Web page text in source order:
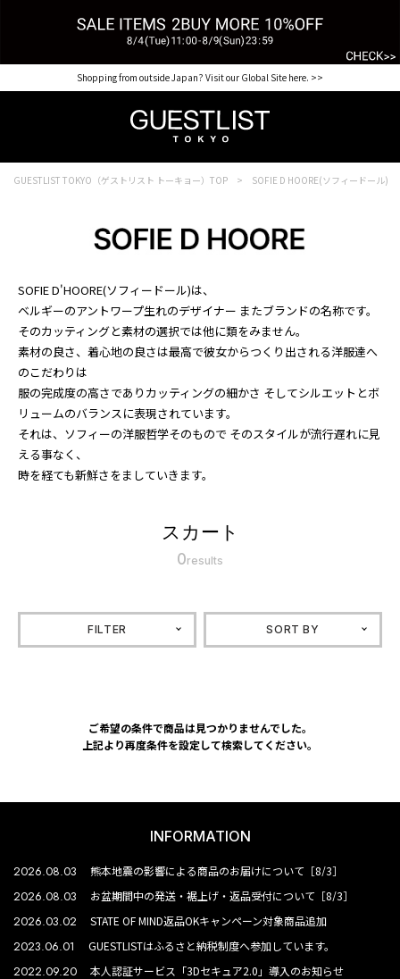
Shopping from outside Japan? Visit our Global Site here. >>
【for NEW MEMBER】新規会員様1000Point Present Campaign CHECK IT>>
GUESTLIST TOKYO（ゲストリスト トーキョー）TOP SOFIE D HOORE(ソフィードール)
SOFIE D'HOORE(ソフィードール)は、
ベルギーのアントワープ生れのデザイナー またブランドの名称です。
そのカッティングと素材の選択では他に類をみません。
素材の良さ、着心地の良さは最高で彼女からつくり出される洋服達へ
のこだわりは
服の完成度の高さでありカッティングの細かさ そしてシルエットとボ
リュームのバランスに表現されています。
それは、ソフィーの洋服哲学そのもので そのスタイルが流行遅れに見
える事なく、
時を経ても新鮮さをましていきます。
スカート
0results
FILTER SORT BY
ご希望の条件で商品は見つかりませんでした。
上記より再度条件を設定して検索してください。
INFORMATION
2026.08.03 熊本地震の影響による商品のお届けについて［8/3］
2026.08.03 お盆期間中の発送・裾上げ・返品受付について［8/3］
2026.03.02 STATE OF MIND返品OKキャンペーン対象商品追加
2023.06.01 GUESTLISTはふるさと納税制度へ参加しています。
2022.09.20 本人認証サービス「3Dセキュア2.0」導入のお知らせ